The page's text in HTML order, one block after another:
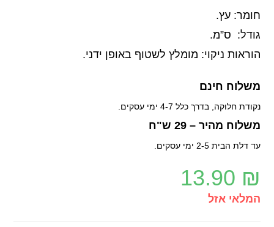
חומר: עץ.
גודל: ס”מ.
הוראות ניקוי: מומלץ לשטוף באופן ידני.
משלוח חינם
נקודת חלוקה, בדרך כלל 4-7 ימי עסקים.
משלוח מהיר – 29 ש"ח
עד דלת הבית 2-5 ימי עסקים.
13.90 ₪
המלאי אזל